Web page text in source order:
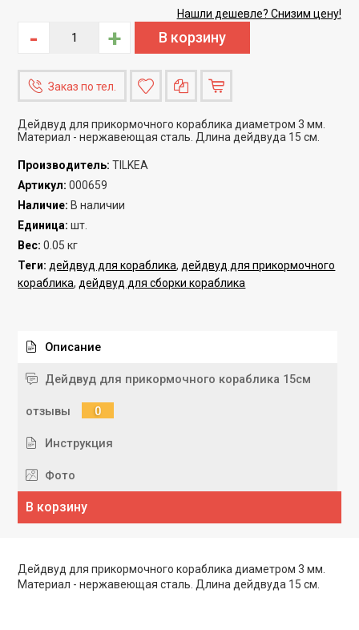
Нашли дешевле? Снизим цену!
- +
Заказ по тел.
Дейдвуд для прикормочного кораблика диаметром 3 мм.
Материал - нержавеющая сталь. Длина дейдвуда 15 см.
Производитель: TILKEA
Артикул: 000659
Наличие: В наличии
Единица: шт.
Вес: 0.05 кг
Теги: дейдвуд для кораблика, дейдвуд для прикормочного
кораблика, дейдвуд для сборки кораблика
Описание
Дейдвуд для прикормочного кораблика 15см
отзывы 0
Инструкция
Фото
В корзину
Дейдвуд для прикормочного кораблика диаметром 3 мм.
Материал - нержавеющая сталь. Длина дейдвуда 15 см.